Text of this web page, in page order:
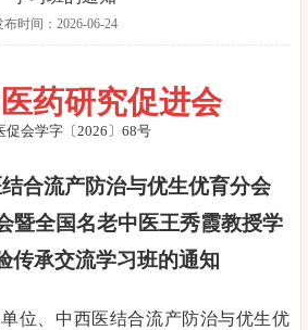
布时间：2026-06-24
药研究促进会
促会学字〔2026〕68号
合流产防治与优生优育分会
暨全国名老中医王秀霞教授学
传承交流学习班的通知
位、中西医结合流产防治与优生优